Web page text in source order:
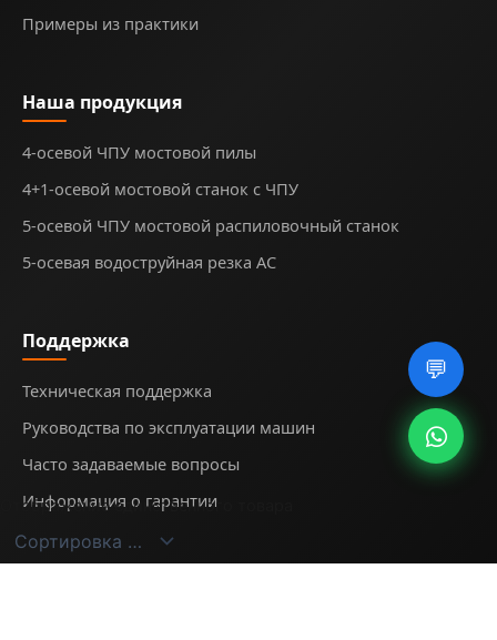
💬
Отображение единственного товара
Примеры из практики
Наша продукция
4-осевой ЧПУ мостовой пилы
4+1-осевой мостовой станок с ЧПУ
5-осевой ЧПУ мостовой распиловочный станок
5-осевая водоструйная резка AC
Поддержка
Техническая поддержка
Руководства по эксплуатации машин
Часто задаваемые вопросы
Информация о гарантии